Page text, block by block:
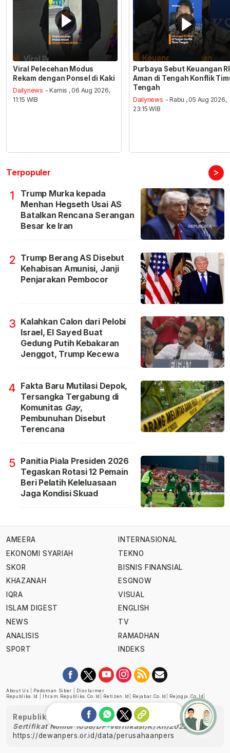
Viral Pelecehan Modus
Rekam dengan Ponsel di Kaki
Dailynews - Kamis , 06 Aug 2026,
11:15 WIB
Purbaya Sebut Keuangan RI
Aman di Tengah Konflik
Tengah
Dailynews - Rabu , 05 Aug 2026,
23:15 WIB
Terpopuler >
1
Trump Murka kepada
Menhan Hegseth Usai AS
Batalkan Rencana Serangan
Besar ke Iran
2 Trump Berang AS Disebut
Kehabisan Amunisi, Janji
Penjarakan Pembocor
3 Kalahkan Calon dari Pelobi
Israel, El Sayed Buat
Gedung Putih Kebakaran
Jenggot, Trump Kecewa
4 Fakta Baru Mutilasi Depok,
Tersangka Tergabung di
Komunitas Gay,
Pembunuhan Disebut
Terencana
5 Panitia Piala Presiden 2026
Tegaskan Rotasi 12 Pemain
Beri Pelatih Keleluasaan
Jaga Kondisi Skuad
AMEERA
EKONOMI SYARIAH
SKOR
KHAZANAH
IQRA
ISLAM DIGEST
NEWS
ANALISIS
SPORT
INTERNASIONAL
TEKNO
BISNIS FINANSIAL
ESGNOW
VISUAL
ENGLISH
TV
RAMADHAN
INDEKS
About Us Pedoman Siber
Disclaimer
Republika.id
Ihram.republika.co.id Retizen.id Rejabar.co.id Rejogja.co.id
Republika telah diverifikasi oleh Dewan Pers
Sertifikat Nomor 1058/DP-Verifikasi/K/XII/2022
https://dewanpers.or.id/data/perusahaanpers
Ask me!